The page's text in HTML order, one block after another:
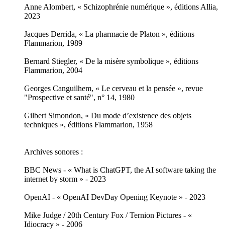
Anne Alombert, « Schizophrénie numérique », éditions Allia,
2023
Jacques Derrida, « La pharmacie de Platon », éditions
Flammarion, 1989
Bernard Stiegler, « De la misère symbolique », éditions
Flammarion, 2004
Georges Canguilhem, « Le cerveau et la pensée », revue
"Prospective et santé", n° 14, 1980
Gilbert Simondon, « Du mode d’existence des objets
techniques », éditions Flammarion, 1958
Archives sonores :
BBC News - « What is ChatGPT, the AI software taking the
internet by storm » - 2023
OpenAI - « OpenAI DevDay Opening Keynote » - 2023
Mike Judge / 20th Century Fox / Ternion Pictures - «
Idiocracy » - 2006